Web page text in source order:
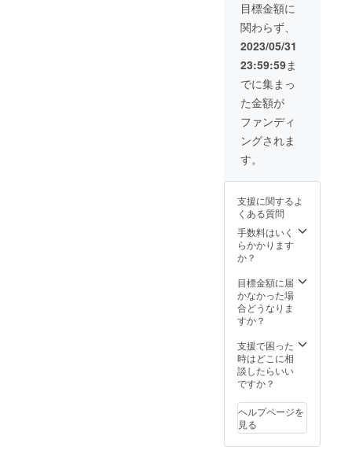
え券を
レジに
てご提
示くだ
引き換
え券を
利用の
際は、
SNS割
引は適
応不可
有効期
間:2023
年7月〜
2024年
6月（予
定）期
合は権
利を失
効しま
にとぞ
ご理解
くださ
い。
ニュー
からお2
つお礼
として
提供さ
せてい
ただき
ます。
郵送で
引き換
え券を
お送り
来店の
き換え
券をレ
ジにて
ご提示
き換え
券を利
用の際
引は適
応不可
となり
ます。
間:2023
年7月〜
2024年
6月（予
目標金額に
関わらず、
2023/05/31
23:59:59ま
でに集まっ
た金額が
ファンディ
ングされま
す。
支援に関するよ
くある質問
手数料はいく
らかかります
か？
目標金額に届
かなかった場
合どうなりま
すか？
支援で困った
時はどこに相
談したらいい
ですか？
ヘルプページを
見る